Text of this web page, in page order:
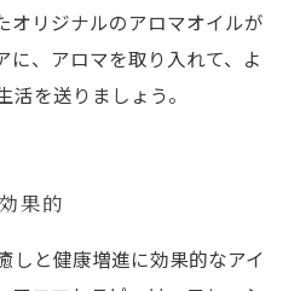
オリジナルのアロマオイルが
に、アロマを取り入れて、よ
活を送りましょう。
果的
しと健康増進に効果的なアイ